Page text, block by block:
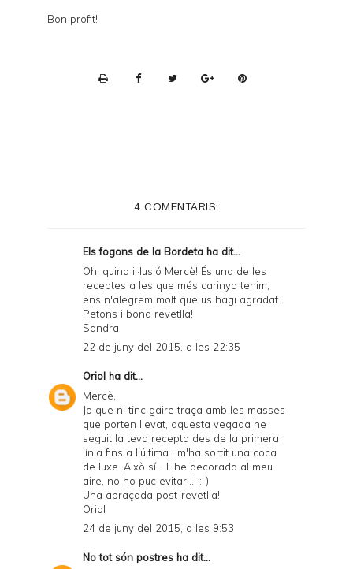
Bon profit!
i
e
y
a
n
d
P
D
4 COMENTARIS:
Els fogons de la Bordeta ha dit...
Oh, quina il·lusió Mercè! És una de les
receptes a les que més carinyo tenim,
ens n'alegrem molt que us hagi agradat.
Petons i bona revetlla!
Sandra
22 de juny del 2015, a les 22:35
Oriol ha dit...
Mercè,
Jo que ni tinc gaire traça amb les masses
que porten llevat, aquesta vegada he
seguit la teva recepta des de la primera
línia fins a l'última i m'ha sortit una coca
de luxe. Això sí... L'he decorada al meu
aire, no ho puc evitar...! :-)
Una abraçada post-revetlla!
Oriol
24 de juny del 2015, a les 9:53
No tot són postres ha dit...